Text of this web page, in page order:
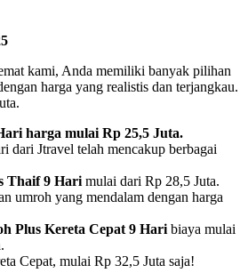
kami, Anda memiliki banyak pilihan
harga yang realistis dan terjangkau.
harga mulai Rp 25,5 Juta.
dari Jtravel telah mencakup berbagai
Thaif 9 Hari mulai dari Rp 28,5 Juta.
umroh yang mendalam dengan harga
Plus Kereta Cepat 9 Hari biaya mulai
Cepat, mulai Rp 32,5 Juta saja!